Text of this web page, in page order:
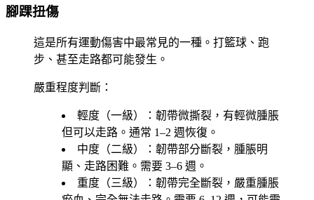
腳踝扭傷
這是所有運動傷害中最常見的一種。打籃球、跑
步、甚至走路都可能發生。
嚴重程度判斷：
輕度（一級）
：韌帶微撕裂，有輕微腫脹
但可以走路。通常 1–2 週恢復。
中度（二級）
：韌帶部分斷裂，腫脹明
顯、走路困難。需要 3–6 週。
重度（三級）
：韌帶完全斷裂，嚴重腫脹